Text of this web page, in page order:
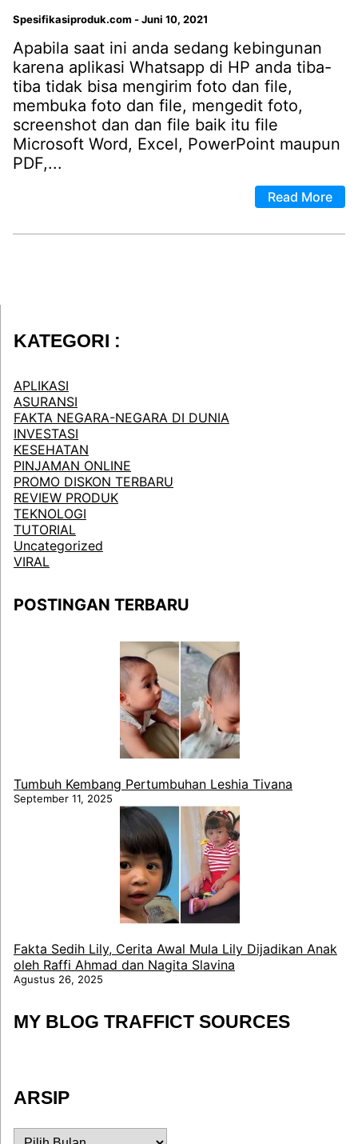
Spesifikasiproduk.com -Juni 10, 2021
Apabila saat ini anda sedang kebingunan
karena aplikasi Whatsapp di HP anda tiba-
tiba tidak bisa mengirim foto dan file,
membuka foto dan file, mengedit foto,
screenshot dan dan file baik itu file
Microsoft Word, Excel, PowerPoint maupun
PDF,...
Read More
KATEGORI :
APLIKASI
ASURANSI
FAKTA NEGARA-NEGARA DI DUNIA
INVESTASI
KESEHATAN
PINJAMAN ONLINE
PROMO DISKON TERBARU
REVIEW PRODUK
TEKNOLOGI
TUTORIAL
Uncategorized
VIRAL
POSTINGAN TERBARU
Tumbuh Kembang Pertumbuhan Leshia Tivana
September 11, 2025
Fakta Sedih Lily, Cerita Awal Mula Lily Dijadikan Anak
oleh Raffi Ahmad dan Nagita Slavina
Agustus 26, 2025
MY BLOG TRAFFICT SOURCES
ARSIP
ARSIP